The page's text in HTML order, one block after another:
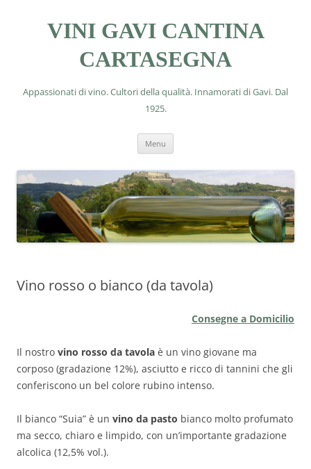
VINI GAVI CANTINA
CARTASEGNA
Appassionati di vino. Cultori della qualità. Innamorati di Gavi. Dal
1925.
Menu
Vino rosso o bianco (da tavola)
Consegne a Domicilio
Il nostro vino rosso da tavola è un vino giovane ma
corposo (gradazione 12%), asciutto e ricco di tannini che gli
conferiscono un bel colore rubino intenso.
Il bianco “Suia” è un vino da pasto bianco molto profumato
ma secco, chiaro e limpido, con un’importante gradazione
alcolica (12,5% vol.).